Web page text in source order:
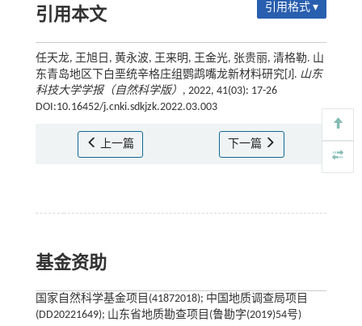
引用本文 引用格式 ▾
任天龙, 王旭日, 黄永波, 王来明, 王金光, 张贵丽, 清格勒. 山
东青岛地区下白垩统辛格庄组鹦鹉嘴龙新材料研究[J]. 山东
科技大学学报（自然科学版） , 2022, 41(03): 17-26
DOI:10.16452/j.cnki.sdkjzk.2022.03.003
上一篇 下一篇
基金资助
国家自然科学基金项目(41872018); 中国地质调查局项目
(DD20221649); 山东省地质勘查项目(鲁勘字(2019)54号)